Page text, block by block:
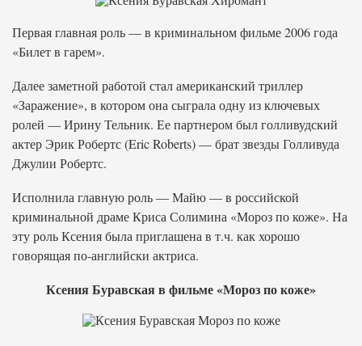
Первая главная роль — в криминальном фильме 2006 года
«Билет в гарем».
Далее заметной работой стал американский триллер
«Заражение», в котором она сыграла одну из ключевых
ролей — Ирину Тельник. Ее партнером был голливудский
актер Эрик Робертс (Eric Roberts) — брат звезды Голливуда
Джулии Робертс.
Исполнила главную роль — Майю — в российской
криминальной драме Криса Солимина «Мороз по коже». На
эту роль Ксения была приглашена в т.ч. как хорошо
говорящая по-английски актриса.
Ксения Буравская в фильме «Мороз по коже»